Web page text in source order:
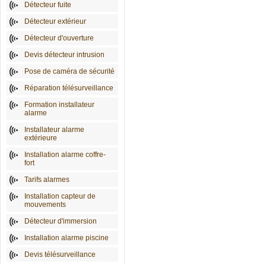
Détecteur fuite
Détecteur extérieur
Détecteur d'ouverture
Devis détecteur intrusion
Pose de caméra de sécurité
Réparation télésurveillance
Formation installateur
alarme
Installateur alarme
extérieure
Installation alarme coffre-
fort
Tarifs alarmes
Installation capteur de
mouvements
Détecteur d'immersion
Installation alarme piscine
Devis télésurveillance